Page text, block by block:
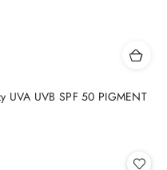
UVA UVB SPF 50 PIGMENT